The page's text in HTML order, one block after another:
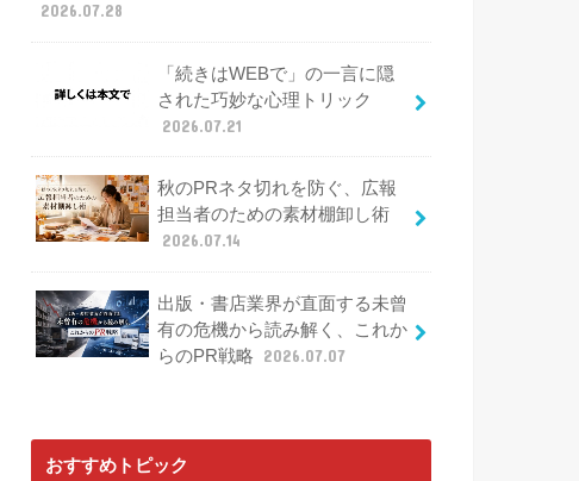
2026.07.28
「続きはWEBで」の一言に隠
された巧妙な心理トリック
2026.07.21
秋のPRネタ切れを防ぐ、広報
担当者のための素材棚卸し術
2026.07.14
出版・書店業界が直面する未曾
有の危機から読み解く、これか
らのPR戦略
2026.07.07
おすすめトピック